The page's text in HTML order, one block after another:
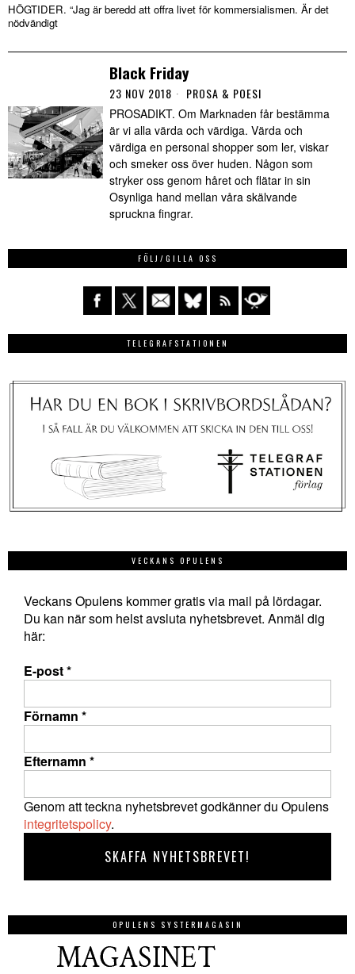
HÖGTIDER. “Jag är beredd att offra livet för kommersialismen. Är det
nödvändigt
Black Friday
23 NOV 2018 PROSA & POESI
PROSADIKT. Om Marknaden får bestämma
är vi alla värda och värdiga. Värda och
värdiga en personal shopper som ler, viskar
och smeker oss över huden. Någon som
stryker oss genom håret och flätar in sin
Osynliga hand mellan våra skälvande
spruckna fingrar.
FÖLJ/GILLA OSS
TELEGRAFSTATIONEN
VECKANS OPULENS
Veckans Opulens kommer gratis via mail på lördagar.
Du kan när som helst avsluta nyhetsbrevet. Anmäl dig
här:
E-post*
Förnamn *
Efternamn *
Genom att teckna nyhetsbrevet godkänner du Opulens
integritetspolicy.
OPULENS SYSTERMAGASIN